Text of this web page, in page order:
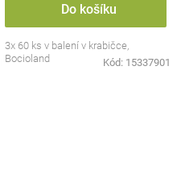
Do košíku
3x 60 ks v balení v krabičce,
Bocioland
Kód: 15337901